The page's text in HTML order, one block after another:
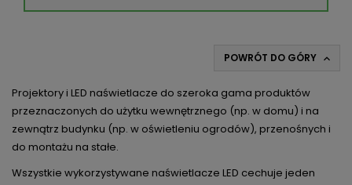
POWRÓT DO GÓRY 
Projektory i LED naświetlacze do szeroka gama produktów
przeznaczonych do użytku wewnętrznego (np. w domu) i na
zewnątrz budynku (np. w oświetleniu ogrodów), przenośnych i
do montażu na stałe.
Wszystkie wykorzystywane naświetlacze LED cechuje jeden